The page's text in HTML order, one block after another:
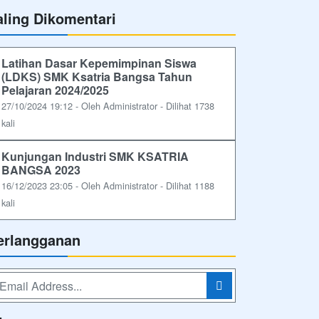
Dikomentari
Latihan Dasar Kepemimpinan Siswa
(LDKS) SMK Ksatria Bangsa Tahun
Pelajaran 2024/2025
27/10/2024 19:12 - Oleh Administrator - Dilihat 1738
kali
Kunjungan Industri SMK KSATRIA
BANGSA 2023
16/12/2023 23:05 - Oleh Administrator - Dilihat 1188
kali